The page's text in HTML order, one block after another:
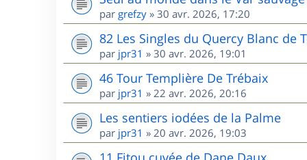
par grefzy » 30 avr. 2026, 17:20
82 Les Singles du Quercy Blanc de
par jpr31 » 30 avr. 2026, 19:01
46 Tour Templière De Trébaix
par jpr31 » 22 avr. 2026, 20:16
Les sentiers iodées de la Palme
par jpr31 » 20 avr. 2026, 19:03